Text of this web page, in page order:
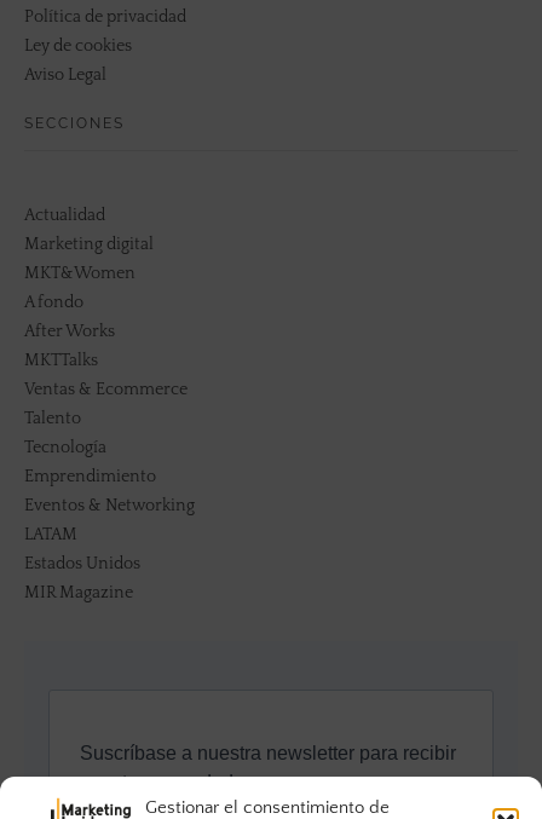
Gestionar el consentimiento de
Política de privacidad
Ley de cookies
Aviso Legal
SECCIONES
Actualidad
Marketing digital
MKT&Women
A fondo
After Works
MKTTalks
Ventas & Ecommerce
Talento
Tecnología
Emprendimiento
Eventos & Networking
LATAM
Estados Unidos
MIR Magazine